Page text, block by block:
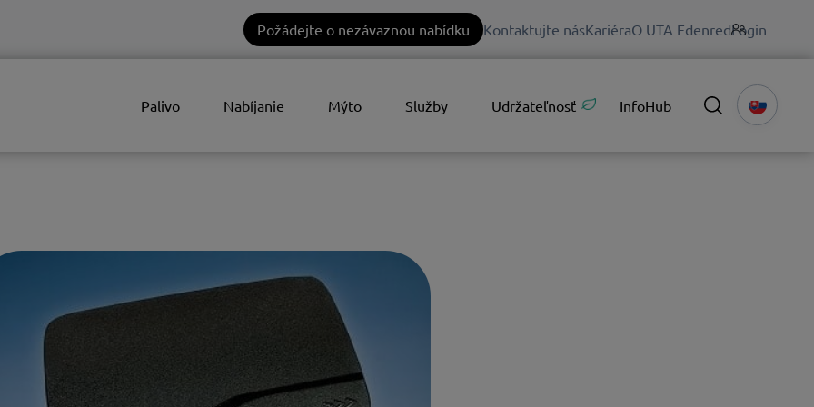
Požádejte o nezávaznou nabídku Kontaktujte násKariéraO UTA EdenredLogin
Palivo Nabíjanie Mýto Služby Udržateľnosť InfoHub